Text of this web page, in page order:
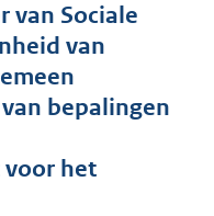
e
:
5
b
van Sociale
van
bepalingen
het